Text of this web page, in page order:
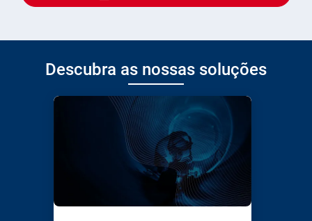
Descubra as nossas soluções